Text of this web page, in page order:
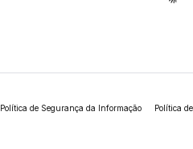
Política de Segurança da Informação Política